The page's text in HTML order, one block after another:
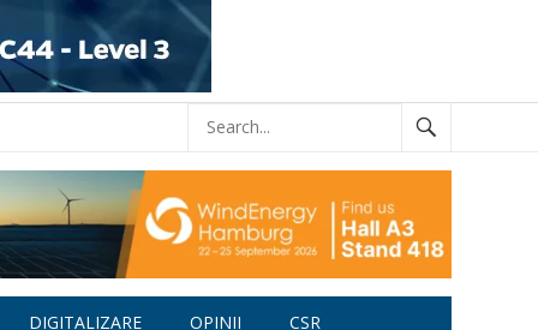
DIGITALIZARE OPINII CSR